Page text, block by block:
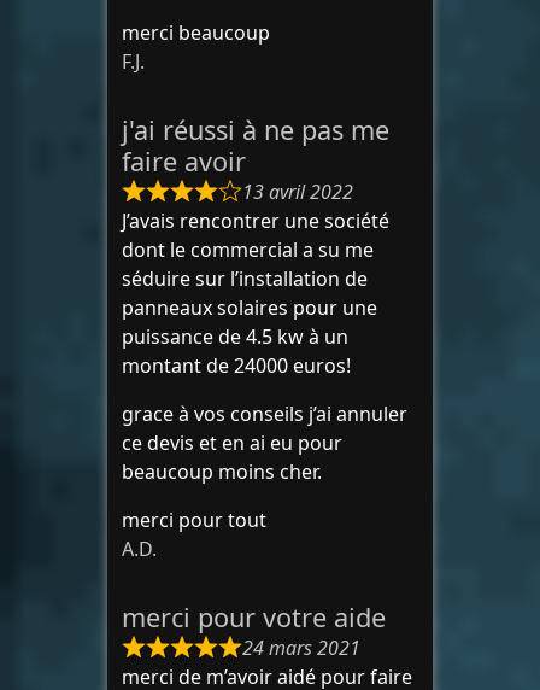
merci beaucoup
F.J.
j'ai réussi à ne pas me
faire avoir
13 avril 2022
J’avais rencontrer une société
dont le commercial a su me
séduire sur l’installation de
panneaux solaires pour une
puissance de 4.5 kw à un
montant de 24000 euros!
grace à vos conseils j’ai annuler
ce devis et en ai eu pour
beaucoup moins cher.
merci pour tout
A.D.
merci pour votre aide
24 mars 2021
merci de m’avoir aidé pour faire